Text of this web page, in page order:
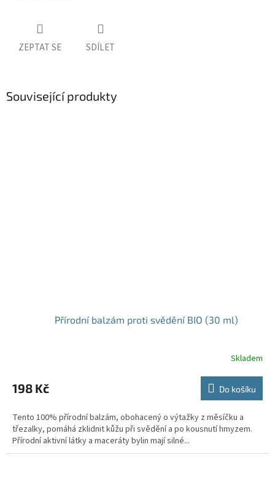
ZEPTAT SE SDÍLET
Související produkty
Přírodní balzám proti svědění BIO (30 ml)
Skladem
198 Kč Do košíku
Tento 100% přírodní balzám, obohacený o výtažky z měsíčku a
třezalky, pomáhá zklidnit kůžu při svědění a po kousnutí hmyzem.
Přírodní aktivní látky a maceráty bylin mají silné...